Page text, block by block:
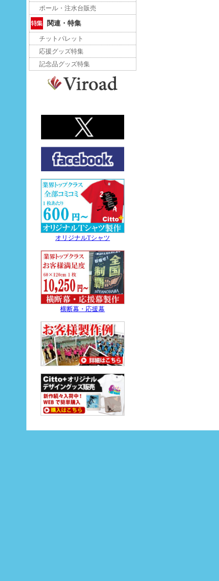
ポール・注水台販売
関連・特集
チットパレット
応援グッズ特集
記念品グッズ特集
オリジナルTシャツ
横断幕・応援幕